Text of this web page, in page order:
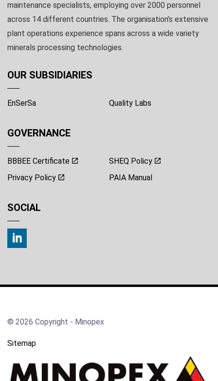
maintenance specialists, employing over 2000 personnel
across 14 different countries. The organisation’s extensive
plant operations experience spans across a wide variety
minerals processing technologies.
OUR SUBSIDIARIES
EnSerSa Quality Labs
GOVERNANCE
BBBEE Certificate
SHEQ Policy
Privacy Policy
PAIA Manual
SOCIAL
© 2026 Copyright - Minopex
Sitemap